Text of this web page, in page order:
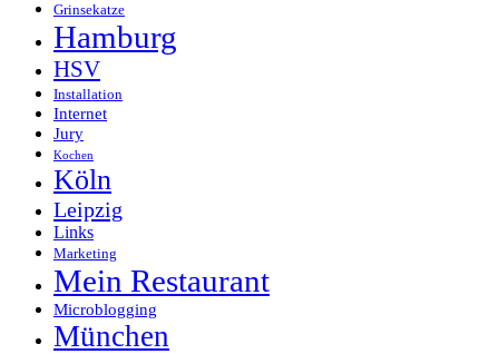
Grinsekatze
Hamburg
HSV
Installation
Internet
Jury
Kochen
Köln
Leipzig
Links
Marketing
Mein Restaurant
Microblogging
München